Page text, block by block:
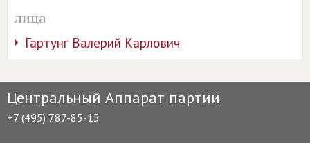
лица
Гартунг Валерий Карлович
Центральный Аппарат партии
+7 (495) 787-85-15